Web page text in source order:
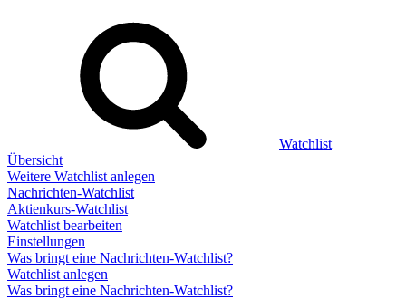
Watchlist
Übersicht
Weitere Watchlist anlegen
Nachrichten-Watchlist
Aktienkurs-Watchlist
Watchlist bearbeiten
Einstellungen
Was bringt eine Nachrichten-Watchlist?
Watchlist anlegen
Was bringt eine Nachrichten-Watchlist?